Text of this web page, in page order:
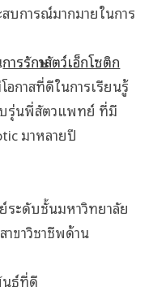
บการณ์มากมายในการ
การรักษาสัตว์เอ็กโซติก
อกาสที่ดีในการเรียนรู้
บรุ่นพี่สัตวแพทย์ ที่มี
มาหลายปี
ระดับชั้นมหาวิทยาลัย
ขาวิชาชีพด้าน
นธ์ที่ดี